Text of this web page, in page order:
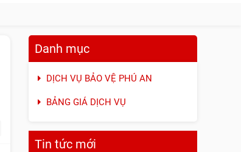
Danh mục
DỊCH VỤ BẢO VỆ PHÚ AN
BẢNG GIÁ DỊCH VỤ
Tin tức mới